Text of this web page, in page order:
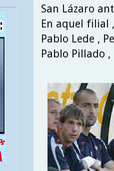
San Lázaro
En aquel filial
Pablo Lede ,
Pablo Pillado